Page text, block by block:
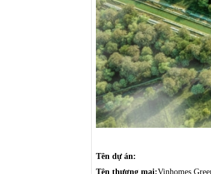
Tên dự án:
Tên thương mại:Vinhomes